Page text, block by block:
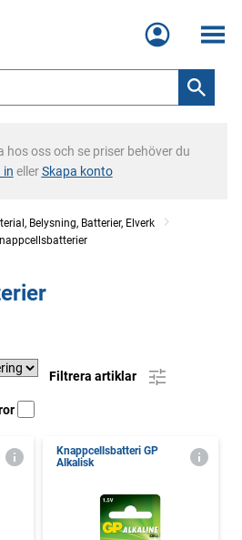
Meny
hos oss och se priser behöver du
in ellerSkapa konto
Belysning, Batterier, Elverk
Filtrera artiklar
Knappcellsbatteri GP
Alkalisk